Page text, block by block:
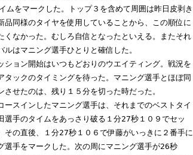
ムをマークした。トップ３を含めて周囲は昨日皮剥き
品同様のタイヤを使用していることから、この順位に
くなかった。むしろ自信となったといえる。またそれ
ルはマニング選手ひとりと確信した。
ョン開始はいつもどおりのウエイティング。戦況を
タックのタイミングを待った。マニング選手とほぼ同
せたのは、残り１５分を切った時だった。
スインしたマニング選手は、それまでのベストタイ
選手のタイムをあっさり破る１分27秒１０９でセッ
その直後、１分27秒１０６で伊藤がいっきに２番手に
選手をマークした。次の周にマニング選手が26秒